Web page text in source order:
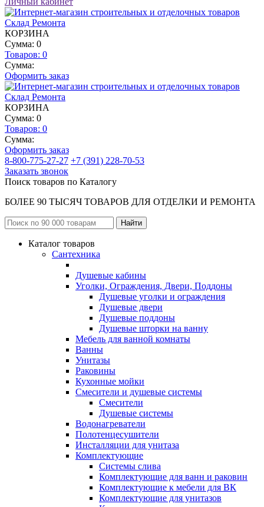
КОРЗИНА
Сумма: 0
Товаров: 0
Сумма:
Оформить заказ
КОРЗИНА
Сумма: 0
Товаров: 0
Сумма:
Оформить заказ
8-800-775-27-27 +7 (391) 228-70-53
Заказать звонок
Поиск товаров по Каталогу
БОЛЕЕ 90 ТЫСЯЧ ТОВАРОВ ДЛЯ ОТДЕЛКИ И РЕМОНТА
Каталог товаров
Сантехника
Душевые кабины
Уголки, Ограждения, Двери, Поддоны
Душевые уголки и ограждения
Душевые двери
Душевые поддоны
Душевые шторки на ванну
Мебель для ванной комнаты
Ванны
Унитазы
Раковины
Кухонные мойки
Смесители и душевые системы
Смесители
Душевые системы
Водонагреватели
Полотенцесушители
Инсталляции для унитаза
Комплектующие
Системы слива
Комплектующие для ванн и раковин
Комплектующие к мебели для ВК
Комплектующие для унитазов